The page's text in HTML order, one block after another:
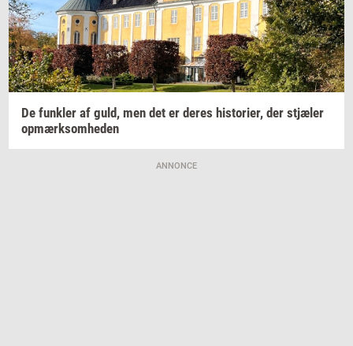
De funk­ler af guld, men det er deres hi­sto­ri­er, der stjæ­ler
op­mærk­som­he­den
ANNONCE